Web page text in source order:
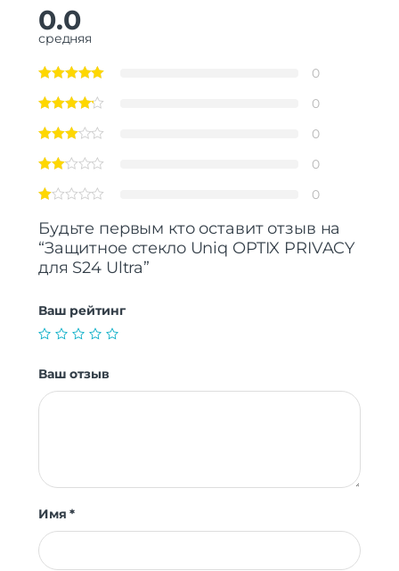
0.0
средняя
0
0
0
0
0
Будьте первым кто оставит отзыв на
“Защитное стекло Uniq OPTIX PRIVACY
для S24 Ultra”
Ваш рейтинг
Ваш отзыв
Имя*